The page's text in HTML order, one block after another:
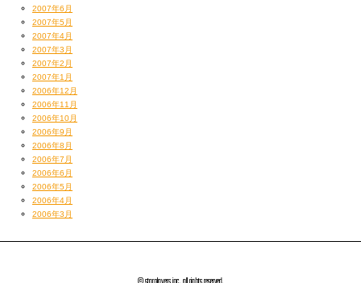
2007年6月
2007年5月
2007年4月
2007年3月
2007年2月
2007年1月
2006年12月
2006年11月
2006年10月
2006年9月
2006年8月
2006年7月
2006年6月
2006年5月
2006年4月
2006年3月